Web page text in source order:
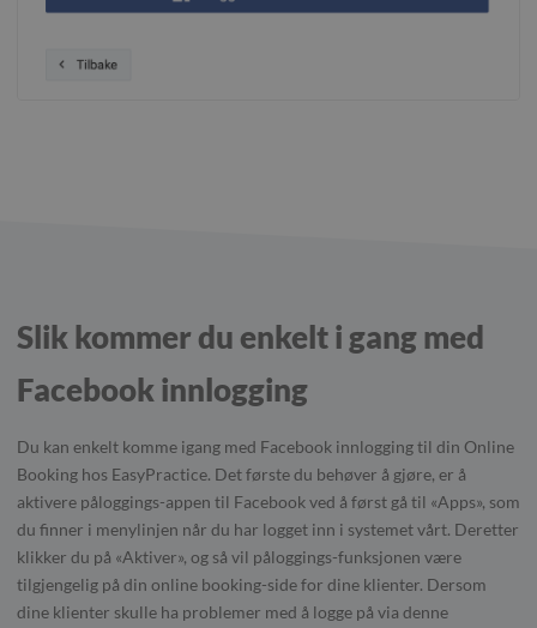
Slik kommer du enkelt i gang med
Facebook innlogging
Du kan enkelt komme igang med Facebook innlogging til din Online
Booking hos EasyPractice. Det første du behøver å gjøre, er å
aktivere påloggings-appen til Facebook ved å først gå til «Apps», som
du finner i menylinjen når du har logget inn i systemet vårt. Deretter
klikker du på «Aktiver», og så vil påloggings-funksjonen være
tilgjengelig på din online booking-side for dine klienter. Dersom
dine klienter skulle ha problemer med å logge på via denne